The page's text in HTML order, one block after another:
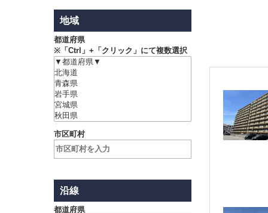
地域
都道府県
※「Ctrl」+「クリック」にて複数選択
市区町村
沿線
都道府県